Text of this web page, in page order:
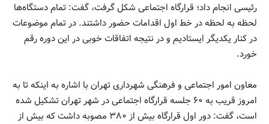
رئیسی انجام داد؛ قرارگاه اجتماعی شکل گرفت، گفت: تمام دستگاه‌ها
لحظه به لحظه در خط اول اقدامات حضور داشتند. در تمام موضوعات
در کنار یکدیگر ایستادیم و در نتیجه اتفاقات خوبی در این دوره رقم
خورد.
معاون امور اجتماعی و فرهنگی شهرداری تهران با اشاره به اینکه تا به
امروز قریب به ۶۰ جلسه قرارگاه اجتماعی در شهر تهران تشکیل شده
است، گفت: دور اول قرارگاه بیش از ۳۸۰ مصوبه داشت که بیش از